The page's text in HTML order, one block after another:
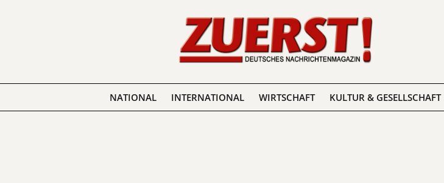
NATIONAL INTERNATIONAL WIRTSCHAFT KULTUR & GESELLSCHAFT